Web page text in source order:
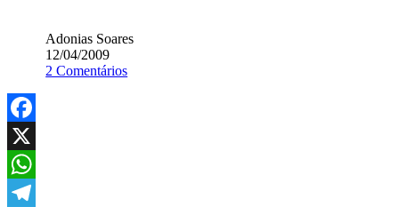
Adonias Soares
12/04/2009
2 Comentários
Facebook
X
WhatsApp